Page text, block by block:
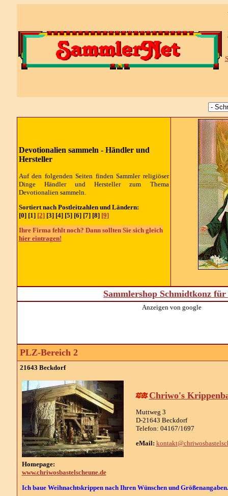
Devotionalien sammeln - Händler und
Hersteller
Auf den folgenden Seiten finden Sammler religiöser
Dinge Händler und Herstellerzum Thema
Devotionalien sammeln.
Sortiert nach Postleitzahlen und Ländern:
[0] [1] [2][3] [4] [5] [6] [7] [8] [9]
Ihre Firma fehlt noch? Dann sollten Sie sich gleich
hier eintragen!
Sammlershop Schmidtkonz
Anzeigen von google
PLZ-Bereich 2
21643 Beckdorf
Chriwo's
Muttweg 3
D-21643 Beckdorf
Telefon: 04167/1697
eMail:
Homepage:
www.chriwosbastelscheune.de
Ich baue Weihnachtskrippen nach Ihren Wünschen und Größenangaben.